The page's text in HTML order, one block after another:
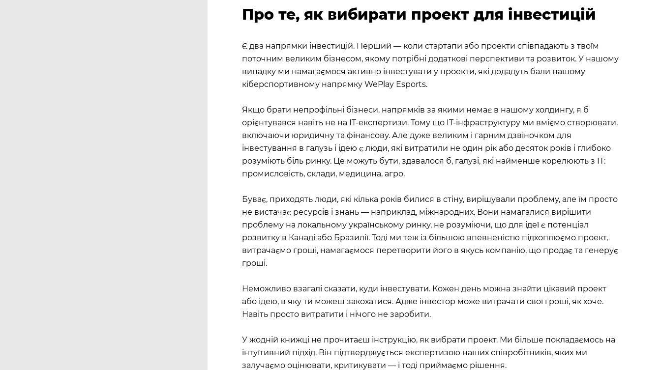
Про те, як вибирати проект для інвестицій
Є два напрямки інвестицій. Перший — коли стартапи або проекти співпадають з твоїм
поточним великим бізнесом, якому потрібні додаткові перспективи та розвиток. У нашому
випадку ми намагаємося активно інвестувати у проекти, які додадуть бали нашому
кіберспортивному напрямку WePlay Esports.
Якщо брати непрофільні бізнеси, напрямків за якими немає в нашому холдингу, я б
орієнтувався навіть не на IT-експертизи. Тому що IT-інфраструктуру ми вміємо створювати,
включаючи юридичну та фінансову. Але дуже великим і гарним дзвіночком для
інвестування в галузь і ідею є люди, які витратили не один рік або десяток років і глибоко
розуміють біль ринку. Це можуть бути, здавалося б, галузі, які найменше корелюють з IT:
промисловість, склади, медицина, агро.
Буває, приходять люди, які кілька років билися в стіну, вирішували проблему, але їм просто
не вистачає ресурсів і знань — наприклад, міжнародних. Вони намагалися вирішити
проблему на локальному українському ринку, не розуміючи, що для ідеї є потенціал
розвитку в Канаді або Бразилії. Тоді ми теж із більшою впевненістю підхоплюємо проект,
витрачаємо гроші, намагаємося перетворити його в якусь компанію, що продає та генерує
гроші.
Неможливо взагалі сказати, куди інвестувати. Кожен день можна знайти цікавий проект
або ідею, в яку ти можеш закохатися. Адже інвестор може витрачати свої гроші, як хоче.
Навіть просто витратити і нічого не заробити.
У жодній книжці не прочитаєш інструкцію, як вибрати проект. Ми більше покладаємось на
інтуїтивний підхід. Він підтверджується експертизою наших співробітників, яких ми
залучаємо оцінювати, критикувати — і тоді приймаємо рішення.